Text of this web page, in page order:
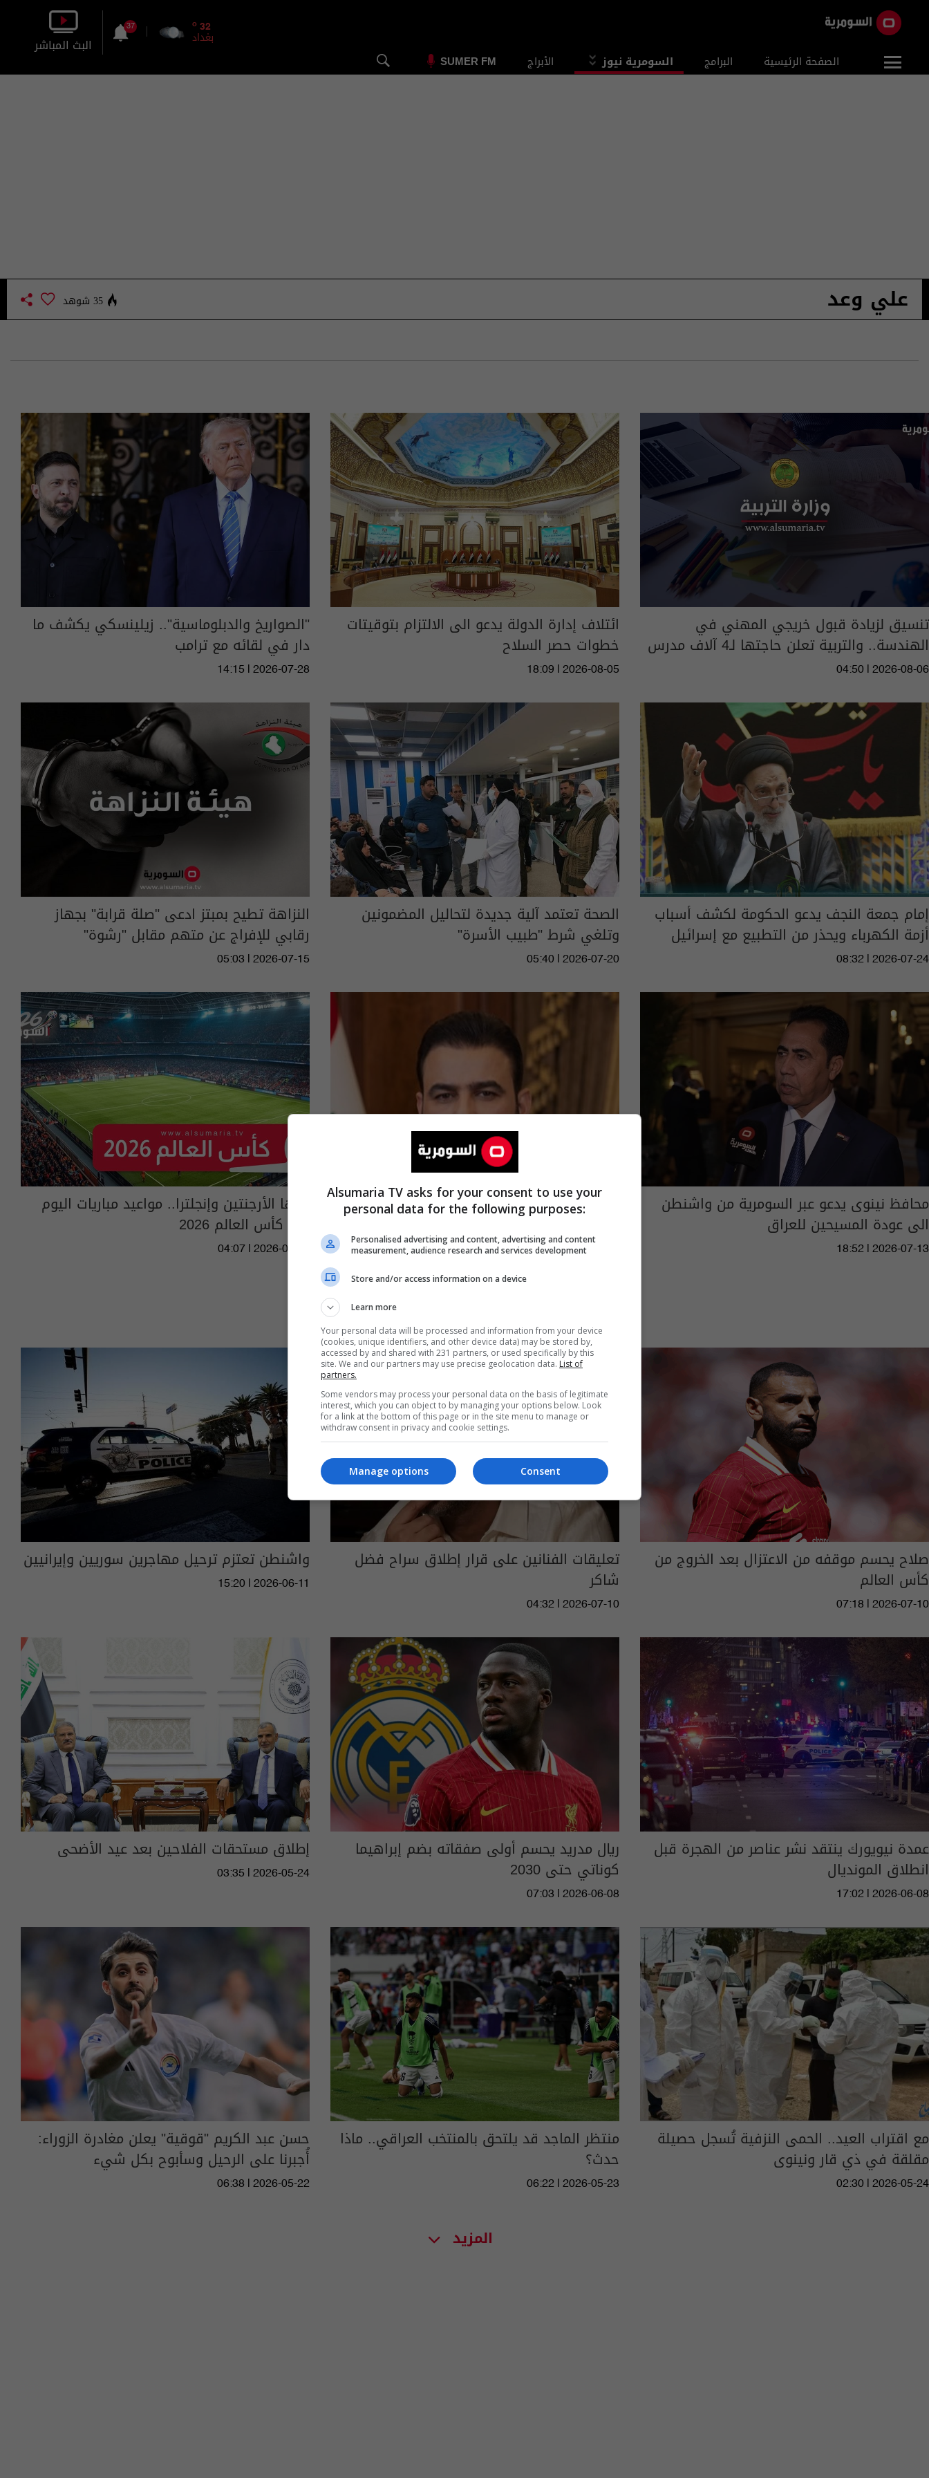
الصفحة الرئيسية البرامج السومرية نيوز الأبراج SUMER FM
32
o
بغداد
37
البث المباشر
علي وعد 35 شوهد
تنسيق لزيادة قبول خريجي المهني في
الهندسة.. والتربية تعلن حاجتها لـ4 آلاف مدرس
04:50 | 2026-08-06
ائتلاف إدارة الدولة يدعو الى الالتزام بتوقيتات
خطوات حصر السلاح
18:09 | 2026-08-05
"الصواريخ والدبلوماسية".. زيلينسكي يكشف ما
دار في لقائه مع ترامب
14:15 | 2026-07-28
إمام جمعة النجف يدعو الحكومة لكشف أسباب
أزمة الكهرباء ويحذر من التطبيع مع إسرائيل
08:32 | 2026-07-24
الصحة تعتمد آلية جديدة لتحاليل المضمونين
وتلغي شرط "طبيب الأسرة"
05:40 | 2026-07-20
النزاهة تطيح بمبتز ادعى "صلة قرابة" بجهاز
رقابي للإفراج عن متهم مقابل "رشوة"
05:03 | 2026-07-15
محافظ نينوى يدعو عبر السومرية من واشنطن
الى عودة المسيحين للعراق
18:52 | 2026-07-13
الزيدي: نعمل على نزع السلاح وتعزيز سيادة
القانون ونسعى لشراكة اقتصادية أعمق مع
واشنطن
بينها الأرجنتين وإنجلترا.. مواعيد مباريات اليوم
في كأس العالم 2026
04:07 | 2026-07-11
صلاح يحسم موقفه من الاعتزال بعد الخروج من
كأس العالم
07:18 | 2026-07-10
تعليقات الفنانين على قرار إطلاق سراح فضل
شاكر
04:32 | 2026-07-10
واشنطن تعتزم ترحيل مهاجرين سوريين وإيرانيين
15:20 | 2026-06-11
عمدة نيويورك ينتقد نشر عناصر من الهجرة قبل
انطلاق المونديال
17:02 | 2026-06-08
ريال مدريد يحسم أولى صفقاته بضم إبراهيما
كوناتي حتى 2030
07:03 | 2026-06-08
إطلاق مستحقات الفلاحين بعد عيد الأضحى
03:35 | 2026-05-24
مع اقتراب العيد.. الحمى النزفية تُسجل حصيلة
مقلقة في ذي قار ونينوى
02:30 | 2026-05-24
منتظر الماجد قد يلتحق بالمنتخب العراقي.. ماذا
حدث؟
06:22 | 2026-05-23
حسن عبد الكريم "قوقية" يعلن مغادرة الزوراء:
أُجبرنا على الرحيل وسأبوح بكل شيء
06:38 | 2026-05-22
المزيد
Alsumaria TV asks for your consent to use your
personal data for the following purposes:
Personalised advertising and content, advertising and content
measurement, audience research and services development
Store and/or access information on a device
Learn more
Your personal data will be processed and information from your device
(cookies, unique identifiers, and other device data) may be stored by,
accessed by and shared with 231 partners, or used specifically by this
site. We and our partners may use precise geolocation data. List of
partners.
Some vendors may process your personal data on the basis of legitimate
interest, which you can object to by managing your options below. Look
for a link at the bottom of this page or in the site menu to manage or
withdraw consent in privacy and cookie settings.
Consent
Manage options